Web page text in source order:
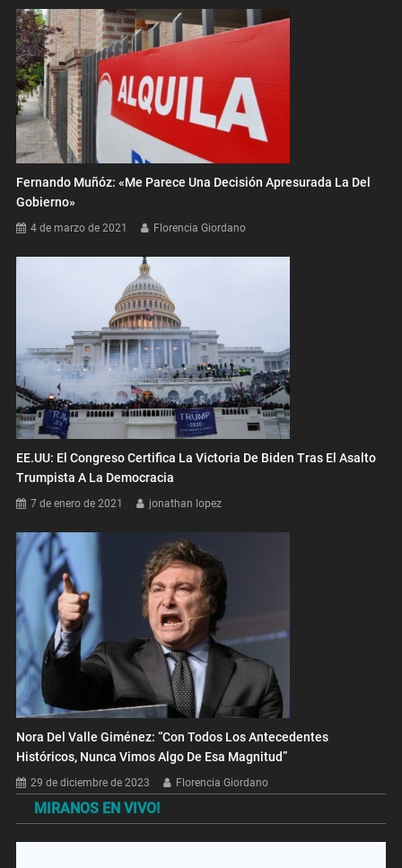
Fernando Muñóz: «Me Parece Una Decisión Apresurada La Del
Gobierno»
4 de marzo de 2021 Florencia Giordano
EE.UU: El Congreso Certifica La Victoria De Biden Tras El Asalto
Trumpista A La Democracia
7 de enero de 2021 jonathan lopez
Nora Del Valle Giménez: “Con Todos Los Antecedentes
Históricos, Nunca Vimos Algo De Esa Magnitud”
29 de diciembre de 2023 Florencia Giordano
MIRANOS EN VIVO!